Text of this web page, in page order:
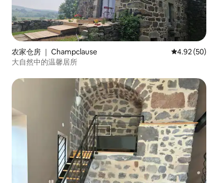
农家仓房 ｜ Champclause 平均评分
4.92 (50)
大自然中的温馨居所